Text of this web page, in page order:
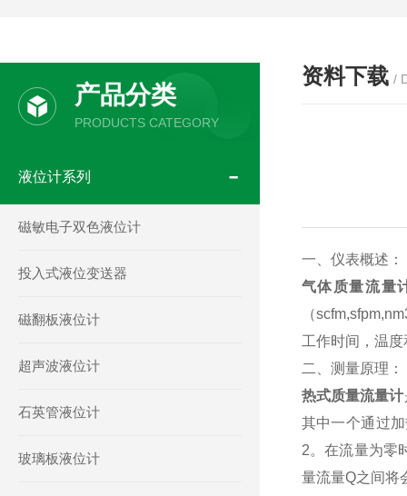
产品分类
PRODUCTS CATEGORY
液位计系列
磁敏电子双色液位计
投入式液位变送器
磁翻板液位计
超声波液位计
石英管液位计
玻璃板液位计
资料下载 /
一、仪表概述：
气体质量流量
（
工作时间，温
二、测量原理
热式质量流量计
其中一个通过
2。在流量为零
量流量Q之间将